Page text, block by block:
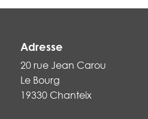
Adresse
20 rue Jean Carou
Le Bourg
19330 Chanteix